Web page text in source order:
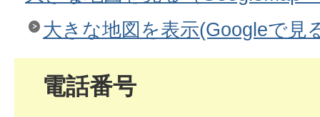
大きな地図を表示(Googleで見
電話番号